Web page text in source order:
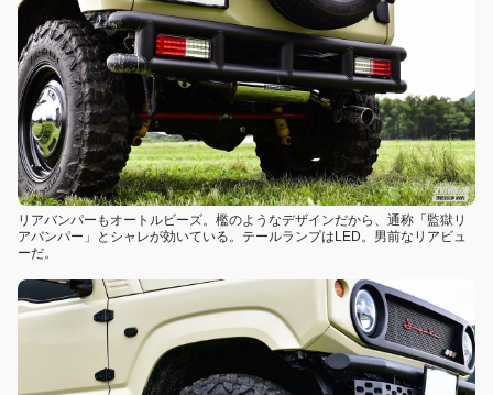
リアバンパーもオートルビーズ。檻のようなデザインだから、通称「監獄リ
アバンパー」とシャレが効いている。テールランプはLED。男前なリアビュ
ーだ。